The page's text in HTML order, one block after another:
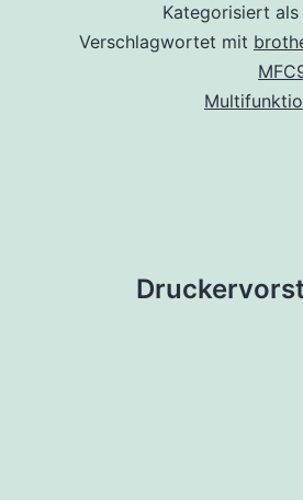
Kategorisiert als
Verschlagwortet mit